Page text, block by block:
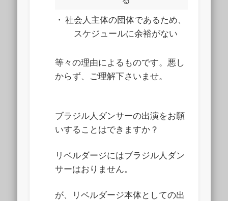
・ 社会人主体の団体であるため、
スケジュールに余裕がない
等々の理由によるものです。悪し
からず、ご理解下さいませ。
ブラジル人ダンサーの出演をお願
いすることはできますか？
リベルダージにはブラジル人ダン
サーはおりません。
が、リベルダージ本体としての出